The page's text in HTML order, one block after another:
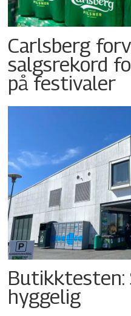
Carlsberg
salgsrekord
på festivaler
Butikktesten:
hyggelig